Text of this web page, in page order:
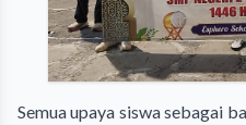
Semua upaya siswa sebagai